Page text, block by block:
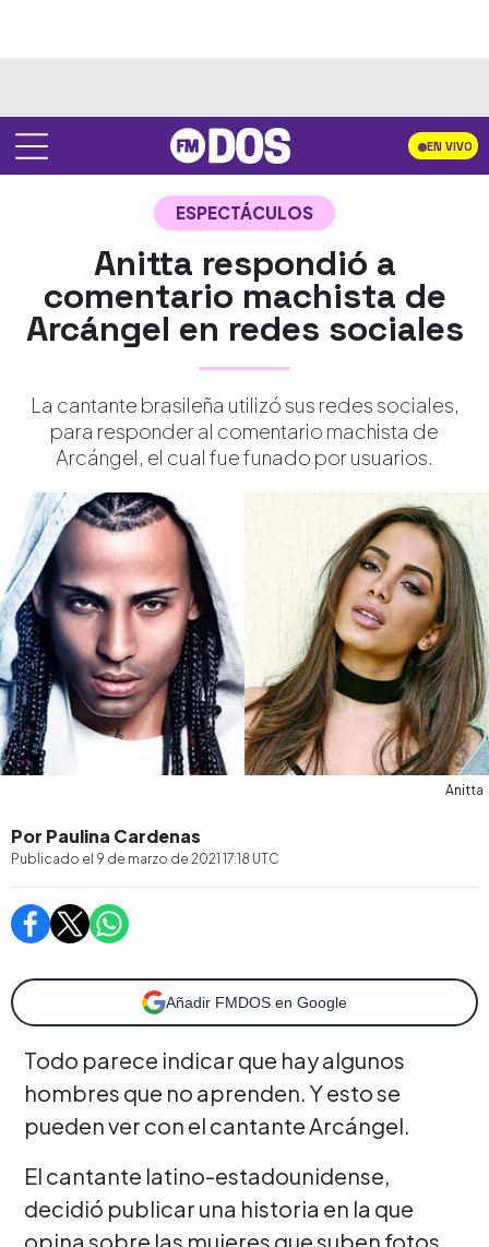
EN VIVO
ESPECTÁCULOS
Anitta respondió a
comentario machista de
Arcángel en redes sociales
La cantante brasileña utilizó sus redes sociales,
para responder al comentario machista de
Arcángel, el cual fue funado por usuarios.
Anitta
Por Paulina Cardenas
Publicado el 9 de marzo de 2021 17:18 UTC
Añadir FMDOS en Google
Todo parece indicar que hay algunos
hombres que no aprenden. Y esto se
pueden ver con el cantante Arcángel.
El cantante latino-estadounidense,
decidió publicar una historia en la que
opina sobre las mujeres que suben fotos